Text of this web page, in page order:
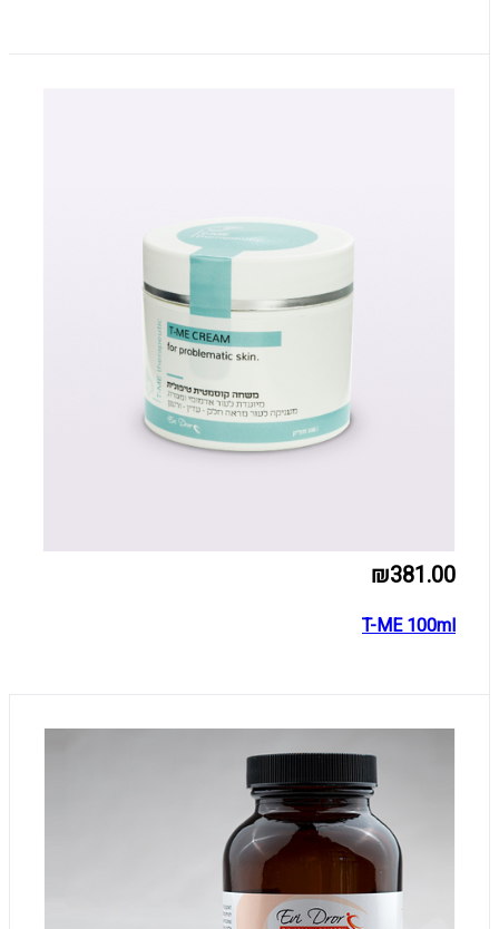
₪381.00
T-ME 100ml